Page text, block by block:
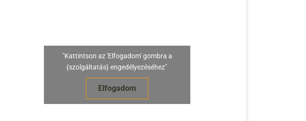
"Kattintson az 'Elfogadom' gombra a
{szolgáltatás} engedélyezéséhez"
Elfogadom